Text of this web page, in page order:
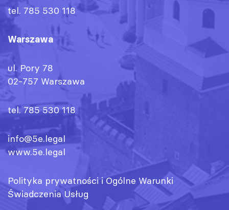
tel. 785 530 118
Warszawa
ul. Pory 78
02-757 Warszawa
tel. 785 530 118
info@5e.legal
www.5e.legal
Polityka prywatnościiOgólne Warunki
Świadczenia Usług